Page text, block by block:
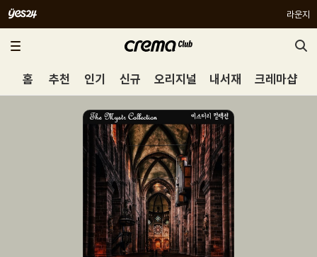
라운지
홈 추천 인기 신규 오리지널 내서재 크레마샵